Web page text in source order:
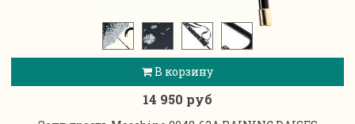
В корзину
14 950 руб